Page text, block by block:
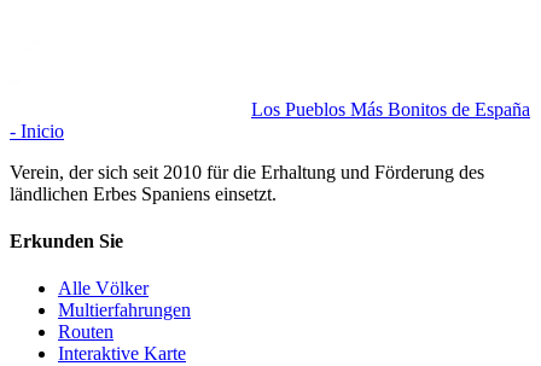
Los Pueblos Más Bonitos de España
- Inicio
Verein, der sich seit 2010 für die Erhaltung und Förderung des
ländlichen Erbes Spaniens einsetzt.
Erkunden Sie
Alle Völker
Multierfahrungen
Routen
Interaktive Karte